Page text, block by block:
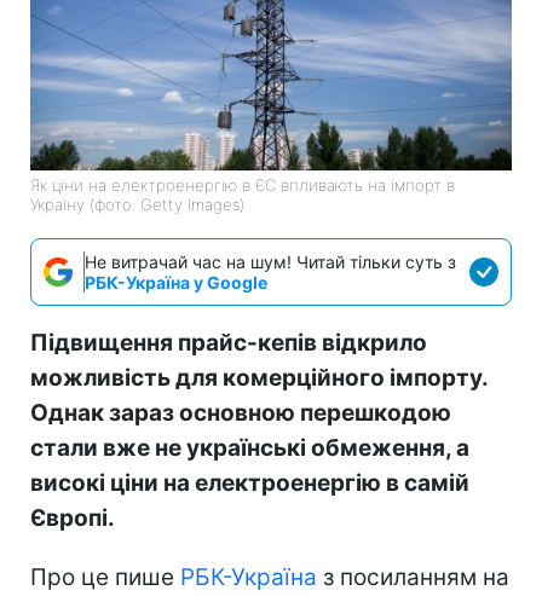
Як ціни на електроенергію в ЄС впливають на імпорт в
Україну (фото: Getty Images)
Не витрачай час на шум! Читай тільки суть з
РБК-Україна у Google
Підвищення прайс-кепів відкрило
можливість для комерційного імпорту.
Однак зараз основною перешкодою
стали вже не українські обмеження, а
високі ціни на електроенергію в самій
Європі.
Про це пише РБК-Україна з посиланням на